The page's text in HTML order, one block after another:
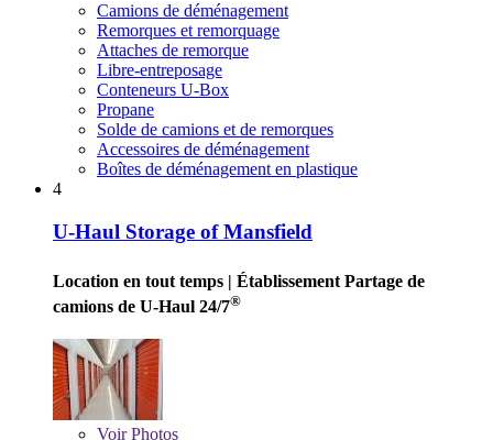
Camions de déménagement
Remorques et remorquage
Attaches de remorque
Libre-entreposage
Conteneurs U-Box
Propane
Solde de camions et de remorques
Accessoires de déménagement
Boîtes de déménagement en plastique
4
U-Haul Storage of Mansfield
Location en tout temps | Établissement Partage de
camions de U-Haul 24/7®
VoirPhotos